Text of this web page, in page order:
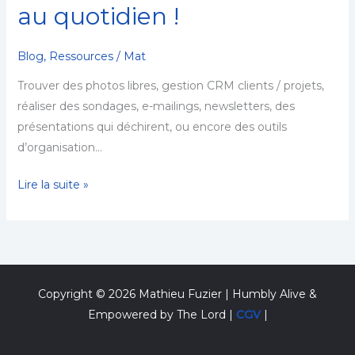
au quotidien !
Blog, Ressources/ Mat
Trouver des photos libres, gestion CRM clients / projets,
réaliser des sondages, e-mailings, newsletters, des
présentations qui déchirent, ou encore des outils
d’organisation…
outils
GRATUITS
qui
servent
au
quotidien
!
Lire la suite »
Copyright © 2026 Mathieu Fuzier | Humbly Alive &
Empowered by The Lord | CGV|